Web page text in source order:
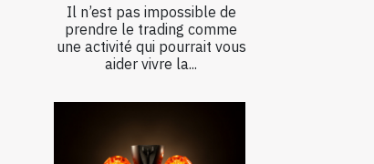
Il n’est pas impossible de
prendre le trading comme
une activité qui pourrait vous
aider vivre la...